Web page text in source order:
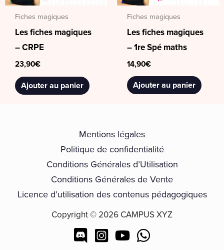
Fiches magiques
Les fiches magiques
– CRPE
23,90€
Ajouter au panier
Fiches magiques
Les fiches magiques
– 1re Spé maths
14,90€
Ajouter au panier
Mentions légales
Politique de confidentialité
Conditions Générales d’Utilisation
Conditions Générales de Vente
Licence d’utilisation des contenus pédagogiques
Copyright © 2026 CAMPUS XYZ